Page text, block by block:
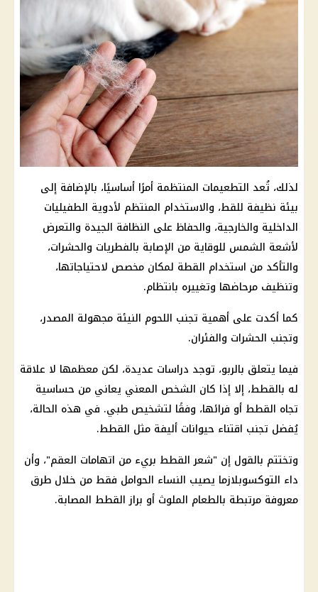
لذلك، تُعد التطعيمات المنتظمة أمرًا أساسيًا، بالإضافة إلى
بيئة نظيفة للقط، والاستخدام المنتظم لأدوية الطفيليات
الداخلية والخارجية، والحفاظ على النظافة الجيدة والتعرض
لأشعة الشمس للوقاية من الإصابة بالفطريات والحشرات،
والتأكد من استخدام القطة لمكان مخصص لاحتياجاتها،
وتنظيف مرحاضها وتغييره بانتظام.
كما أكدت على أهمية تجنب اللحوم النيئة مجهولة المصدر،
وتجنب الحشرات والفئران.
فيما يتعلق بالربو، توجد دراسات عديدة، لكن معظمها لا علاقة
له بالقطط، إلا إذا كان الشخص المعني يعاني من حساسية
تجاه القطط أو فرائها، وفقًا لتشخيص طبي. في هذه الحالة،
يُفضل تجنب اقتناء حيوانات أليفة مثل القطط.
وتختتم بالقول إن "شعر القطط بريء من اتهامات العقم"، وأن
داء التوكسوبلازما يصيب النساء الحوامل فقط من خلال طرق
معروفة مرتبطة بالطعام الملوث أو براز القطط المصابة.